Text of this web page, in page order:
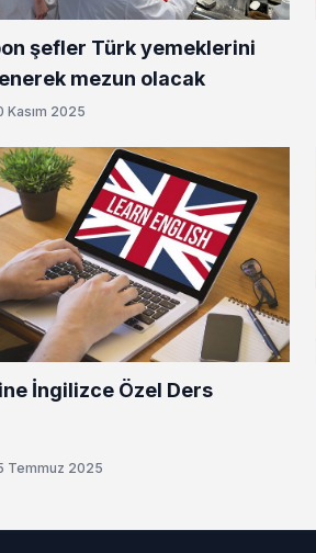
şefler Türk yemeklerini
mezun olacak
Kasım 2025
İngilizce Özel Ders
Temmuz 2025